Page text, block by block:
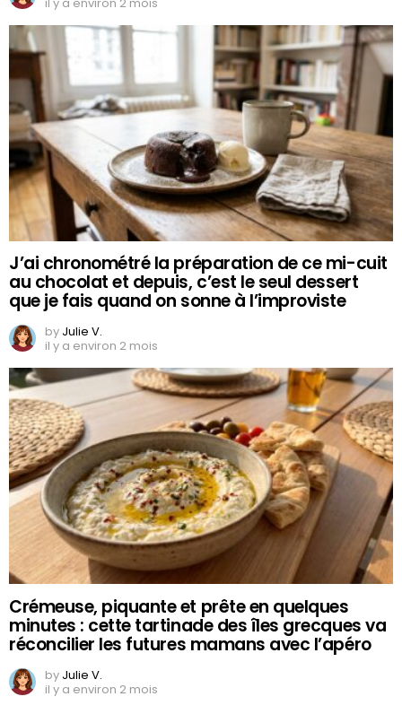
J’ai chronométré la préparation de ce mi-cuit
au chocolat et depuis, c’est le seul dessert
que je fais quand on sonne à l’improviste
by Julie V.
il y a environ 2 mois
Crémeuse, piquante et prête en quelques
minutes : cette tartinade des îles grecques va
réconcilier les futures mamans avec l’apéro
by Julie V.
il y a environ 2 mois